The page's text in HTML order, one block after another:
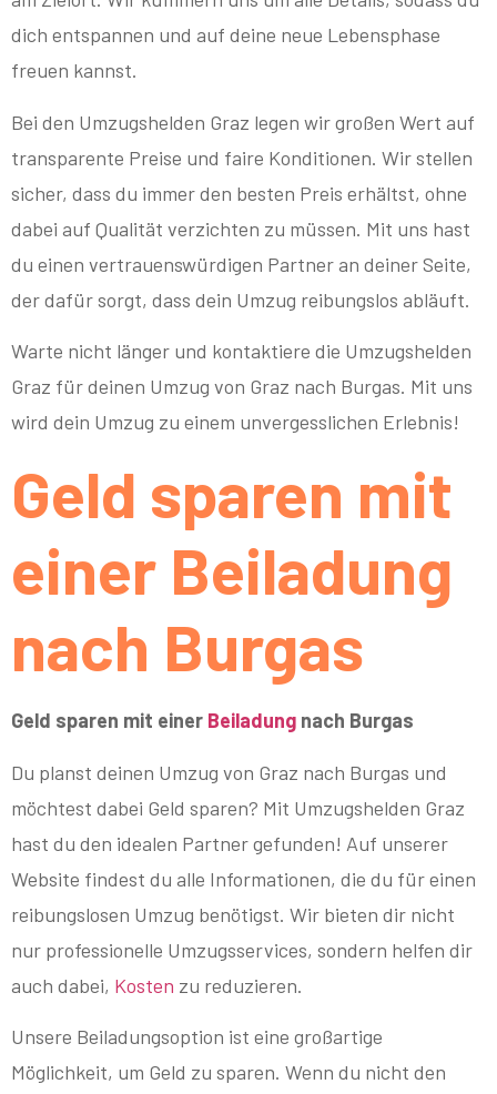
dich entspannen und auf deine neue Lebensphase
freuen kannst.
Bei den Umzugshelden Graz legen wir großen Wert auf
transparente Preise und faire Konditionen. Wir stellen
sicher, dass du immer den besten Preis erhältst, ohne
dabei auf Qualität verzichten zu müssen. Mit uns hast
du einen vertrauenswürdigen Partner an deiner Seite,
der dafür sorgt, dass dein Umzug reibungslos abläuft.
Warte nicht länger und kontaktiere die Umzugshelden
Graz für deinen Umzug von Graz nach Burgas. Mit uns
wird dein Umzug zu einem unvergesslichen Erlebnis!
Geld sparen mit
einer Beiladung
nach Burgas
Geld sparen mit einer Beiladung nach Burgas
Du planst deinen Umzug von Graz nach Burgas und
möchtest dabei Geld sparen? Mit Umzugshelden Graz
hast du den idealen Partner gefunden! Auf unserer
Website findest du alle Informationen, die du für einen
reibungslosen Umzug benötigst. Wir bieten dir nicht
nur professionelle Umzugsservices, sondern helfen dir
auch dabei, Kosten zu reduzieren.
Unsere Beiladungsoption ist eine großartige
Möglichkeit, um Geld zu sparen. Wenn du nicht den